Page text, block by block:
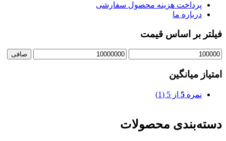
پرداخت هزینه محصول سفارشی
درباره ما
فیلتر بر اساس قیمت
حداقل
حداكثر
صافی
امتیاز میانگین
نمره 5 از 5 (1)
دسته‌بندی محصولات